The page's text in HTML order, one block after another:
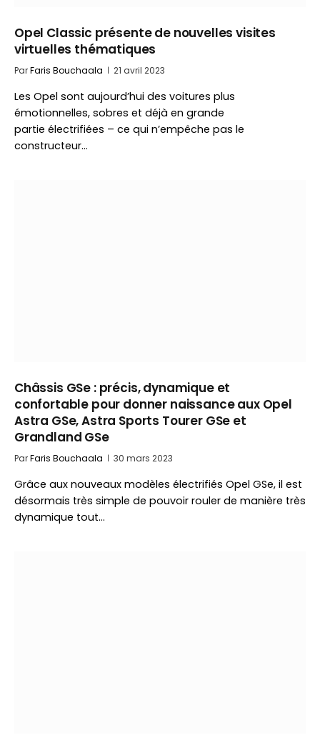
Opel Classic présente de nouvelles visites
virtuelles thématiques
ParFaris Bouchaala 21 avril 2023
Les Opel sont aujourd’hui des voitures plus
émotionnelles, sobres et déjà en grande
partie électrifiées – ce qui n’empêche pas le
constructeur…
Châssis GSe : précis, dynamique et
confortable pour donner naissance aux Opel
Astra GSe, Astra Sports Tourer GSe et
Grandland GSe
ParFaris Bouchaala 30 mars 2023
Grâce aux nouveaux modèles électrifiés Opel GSe, il est
désormais très simple de pouvoir rouler de manière très
dynamique tout…